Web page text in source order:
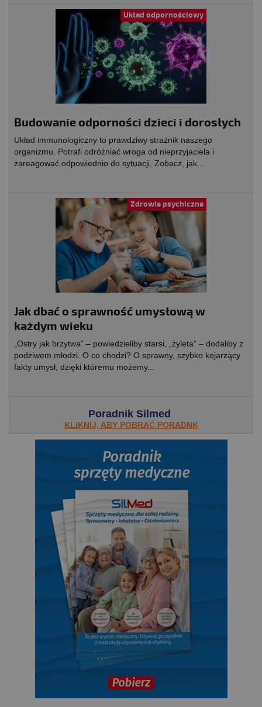
Układ odpornościowy
Budowanie odporności dzieci i dorosłych
Układ immunologiczny to prawdziwy strażnik naszego
organizmu. Potrafi odróżniać wroga od nieprzyjaciela i
zareagować odpowiednio do sytuacji. Zobacz, jak...
Zdrowie psychiczne
Jak dbać o sprawność umysłową w
każdym wieku
„Ostry jak brzytwa” – powiedzieliby starsi, „żyleta” – dodaliby z
podziwem młodzi. O co chodzi? O sprawny, szybko kojarzący
fakty umysł, dzięki któremu możemy...
Poradnik Silmed
KLIKNIJ, ABY POBRAĆ PORADNK